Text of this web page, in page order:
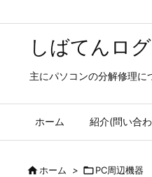
しばてんログ
主にパソコンの分解修理に
ホーム 紹介(問い合
ホーム > PC周辺機器